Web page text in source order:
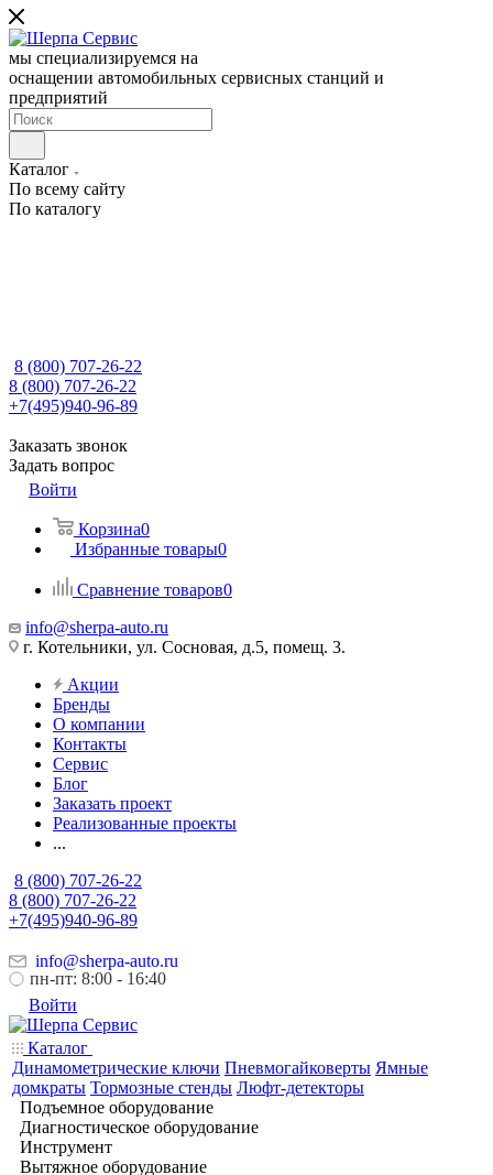
мы специализируемся на
оснащении автомобильных сервисных станций и
предприятий
Каталог
По всему сайту
По каталогу
8 (800) 707-26-22
8 (800) 707-26-22
+7(495)940-96-89
Заказать звонок
Задать вопрос
Войти
Корзина0
Избранные товары0
Сравнение товаров0
info@sherpa-auto.ru
г. Котельники, ул. Сосновая, д.5, помещ. 3.
Акции
Бренды
О компании
Контакты
Сервис
Блог
Заказать проект
Реализованные проекты
...
8 (800) 707-26-22
8 (800) 707-26-22
+7(495)940-96-89
info@sherpa-auto.ru
пн-пт: 8:00 - 16:40
Войти
Каталог
Динамометрические ключи Пневмогайковерты Ямные
домкраты Тормозные стенды Люфт-детекторы
Подъемное оборудование
Диагностическое оборудование
Инструмент
Вытяжное оборудование